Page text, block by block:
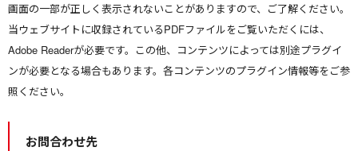
画面の一部が正しく表示されないことがありますので、ご了解ください。
当ウェブサイトに収録されているPDFファイルをご覧いただくには、
Adobe Readerが必要です。この他、コンテンツによっては別途プラグイ
ンが必要となる場合もあります。各コンテンツのプラグイン情報等をご参
照ください。
お問合わせ先